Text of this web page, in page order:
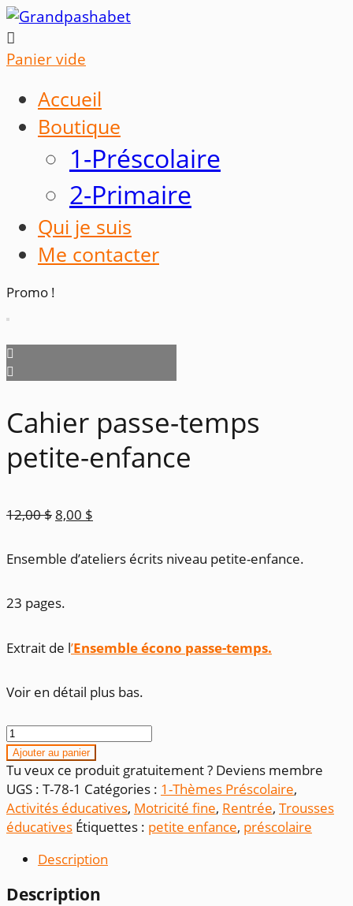

Panier vide
Accueil
Boutique
1-Préscolaire
2-Primaire
Qui je suis
Me contacter
Promo !
Cahier passe-temps
petite-enfance
12,00$ Le
initial
8,00 $
actuel
Ensemble d’ateliers écrits niveau petite-enfance.
23 pages.
Extrait de l’Ensemble écono passe-temps.
Voir en détail plus bas.
quantité
de
Cahier
passe-
temps
petite-
Ajouter au panier
Tu veux ce produit gratuitement ? Deviens membre
UGS : T-78-1 Catégories : 1-Thèmes Préscolaire,
Activités éducatives, Motricité fine, Rentrée, Trousses
éducatives Étiquettes : petite enfance, préscolaire
Description
Description